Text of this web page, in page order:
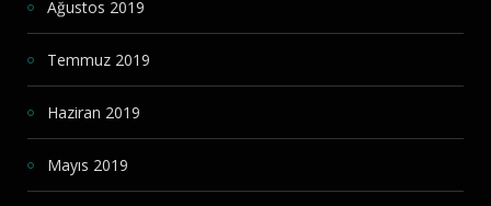
Ağustos 2019
Temmuz 2019
Haziran 2019
Mayıs 2019